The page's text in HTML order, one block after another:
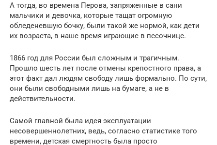
А тогда, во времена Перова, запряженные в сани
мальчики и девочка, которые тащат огромную
обледеневшую бочку, были такой же нормой, как дети
их возраста, в наше время играющие в песочнице.
1866 год для России был сложным и трагичным.
Прошло шесть лет после отмены крепостного права, а
этот факт дал людям свободу лишь формально. По сути,
они были свободными лишь на бумаге, а не в
действительности.
Самой главной была идея эксплуатации
несовершеннолетних, ведь, согласно статистике того
времени, детская смертность была просто